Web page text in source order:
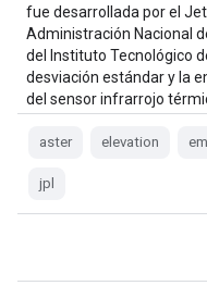
fue desarrollada por el
Administración Nacional
del Instituto Tecnológico
desviación estándar y la
del sensor infrarrojo
aster elevation
jpl